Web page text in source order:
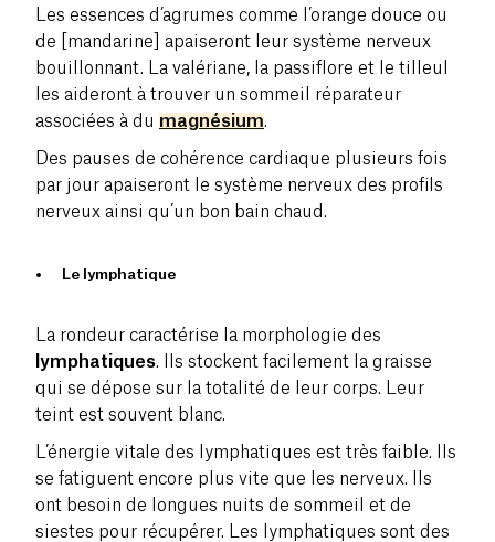
Les essences d’agrumes comme l’orange douce ou
de [mandarine]
apaiseront leur système nerveux
bouillonnant. La valériane, la passiflore et le tilleul
les aideront à trouver un sommeil réparateur
associées à du magnésium.
Des pauses de cohérence cardiaque plusieurs fois
par jour apaiseront le système nerveux des profils
nerveux ainsi qu’un bon bain chaud.
Le lymphatique
La rondeur caractérise la morphologie des
lymphatiques. Ils stockent facilement la graisse
qui se dépose sur la totalité de leur corps. Leur
teint est souvent blanc.
L’énergie vitale des lymphatiques est très faible. Ils
se fatiguent encore plus vite que les nerveux. Ils
ont besoin de longues nuits de sommeil et de
siestes pour récupérer. Les lymphatiques sont des